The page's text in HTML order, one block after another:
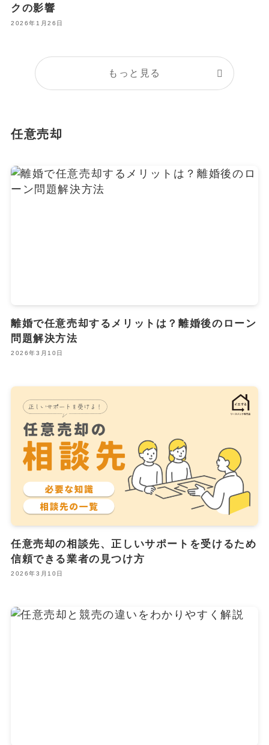
クの影響
2026年1月26日
もっと見る
任意売却
離婚で任意売却するメリットは？離婚後のローン
問題解決方法
2026年3月10日
任意売却の相談先、正しいサポートを受けるため
信頼できる業者の見つけ方
2026年3月10日